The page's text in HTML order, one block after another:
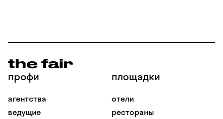
профи
агентства
ведущие
площадки
отели
рестораны